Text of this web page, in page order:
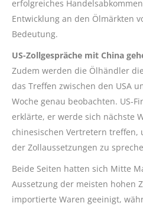
erfolgreiches
Entwicklung an den Ölmärkten
Bedeutung.
US-Zollgespräche mit China
Zudem werden die Ölhändler
das Treffen zwischen den USA
Woche genau beobachten. US-
erklärte, er werde sich nächste
chinesischen Vertretern treffen,
der Zollaussetzungen zu
Beide Seiten hatten sich Mitte
Aussetzung der meisten hohen
importierte Waren geeinigt,